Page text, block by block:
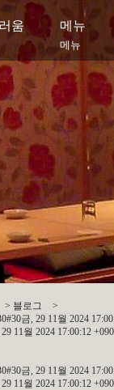
움 메뉴
메뉴
> 블로그
>
금, 29 11월 2024
11월 2024 17:00:12
금, 29 11월 2024
11월 2024 17:00:12